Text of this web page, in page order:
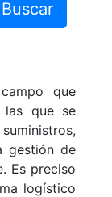
Buscar
que
las que se
gestión de
Es preciso
logístico